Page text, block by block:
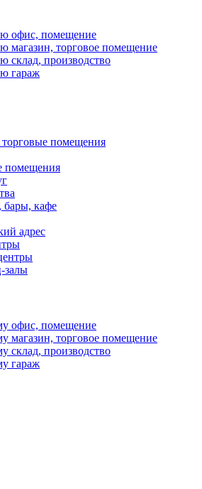
офис, помещение
магазин, торговое помещение
склад, производство
гараж
помещения
помещения
бары, кафе
адрес
залы
офис, помещение
магазин, торговое помещение
склад, производство
гараж